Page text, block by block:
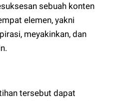
sebuah konten
elemen, yakni
meyakinkan, dan
tersebut dapat